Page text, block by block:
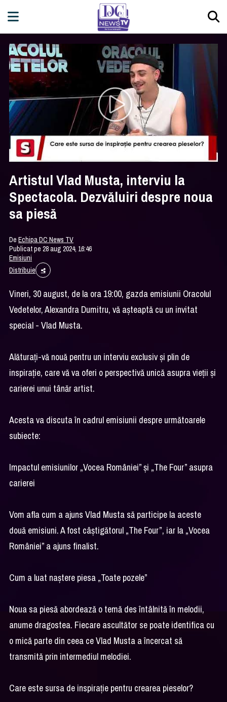
Artistul Vlad Musta, interviu la
Spectacola. Dezvăluiri despre noua
sa piesă
DeEchipa DC News TV
Publicat pe 28 aug 2024, 16:46
Emisiuni
Distribuie
Vineri, 30 august, de la ora 19:00, gazda emisiunii Oracolul
Vedetelor, Alexandra Dumitru, vă așteaptă cu un invitat
special - Vlad Musta.
Alăturați-vă nouă pentru un interviu exclusiv și plin de
inspirație, care vă va oferi o perspectivă unică asupra vieții și
carierei unui tânăr artist.
Acesta va discuta în cadrul emisiunii despre următoarele
subiecte:
Impactul emisiunilor „Vocea României” și „The Four” asupra
carierei
Vom afla cum a ajuns Vlad Musta să participe la aceste
două emisiuni. A fost câștigătorul „The Four”, iar la „Vocea
României” a ajuns finalist.
Cum a luat naștere piesa „Toate pozele”
Noua sa piesă abordează o temă des întâlnită în melodii,
anume dragostea. Fiecare ascultător se poate identifica cu
o mică parte din ceea ce Vlad Musta a încercat să
transmită prin intermediul melodiei.
Care este sursa de inspirație pentru crearea pieselor?